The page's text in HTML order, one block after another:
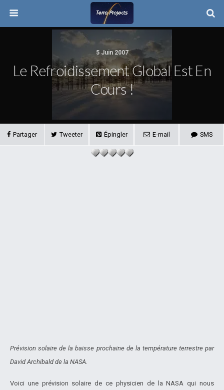
5 Juin 2007
Le Refroidissement Global Est En
Cours !
Partager Tweeter Épingler E-mail SMS
Prévision solaire de la baisse prochaine de la température terrestre par
David Archibald de la NASA.
Voici une prévision solaire de ce physicien de la NASA qui nous